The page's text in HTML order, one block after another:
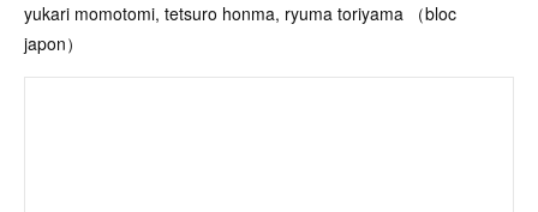
yukari momotomi, tetsuro honma, ryuma toriyama （bloc
japon）